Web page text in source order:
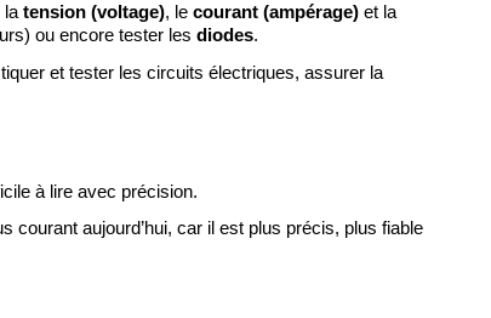
latension (voltage), le courant (ampérage) et la
ou encore tester les diodes.
et tester les circuits électriques, assurer la
à lire avec précision.
courant aujourd’hui, car il est plus précis, plus fiable